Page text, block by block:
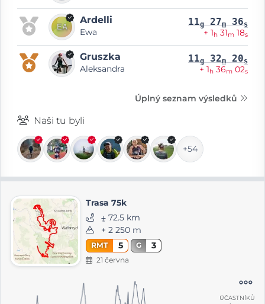
Ardelli
Ewa
11g 27m 36s
+ 1h 31m 18s
Gruszka
Aleksandra
11g 32m 20s
+ 1h 36m 02s
Úplný seznam výsledků
Naši tu byli
+54
Trasa 75k
⨦ 72.5 km
+ 2 250 m
RMT 5 G 3
21 června
ÚČASTNÍKŮ